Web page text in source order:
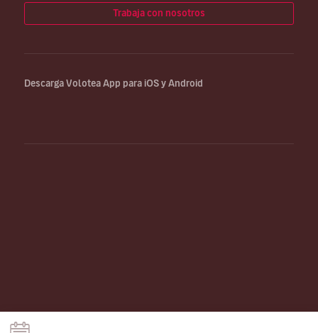
Trabaja con nosotros
Descarga Volotea App para iOS y Android